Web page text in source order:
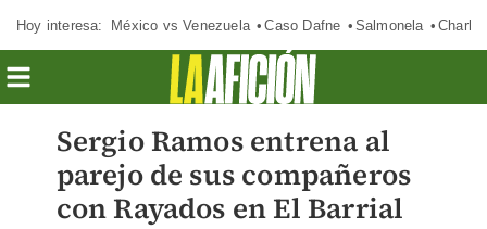
Hoy interesa: México vs Venezuela Caso Dafne Salmonela
Sergio Ramos entrena al
parejo de sus compañeros
con Rayados en El Barrial